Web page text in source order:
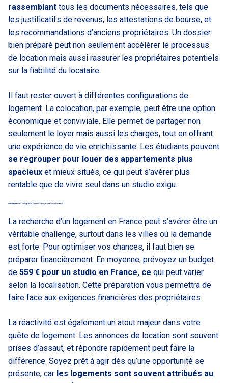
rassemblant tous les documents nécessaires, tels que
les justificatifs de revenus, les attestations de bourse, et
les recommandations d’anciens propriétaires. Un dossier
bien préparé peut non seulement accélérer le processus
de location mais aussi rassurer les propriétaires potentiels
sur la fiabilité du locataire.
Il faut rester ouvert à différentes configurations de
logement. La colocation, par exemple, peut être une option
économique et conviviale. Elle permet de partager non
seulement le loyer mais aussi les charges, tout en offrant
une expérience de vie enrichissante. Les étudiants peuvent
se regrouper pour louer des appartements plus
spacieux et mieux situés, ce qui peut s’avérer plus
rentable que de vivre seul dans un studio exigu.
Comment trouver un logement en France malgré la tension locative ?
La recherche d’un logement en France peut s’avérer être un
véritable challenge, surtout dans les villes où la demande
est forte. Pour optimiser vos chances, il faut bien se
préparer financièrement. En moyenne, prévoyez un budget
de 559 € pour un studio en France, ce qui peut varier
selon la localisation. Cette préparation vous permettra de
faire face aux exigences financières des propriétaires.
La réactivité est également un atout majeur dans votre
quête de logement. Les annonces de location sont souvent
prises d’assaut, et répondre rapidement peut faire la
différence. Soyez prêt à agir dès qu’une opportunité se
présente, car les logements sont souvent attribués au